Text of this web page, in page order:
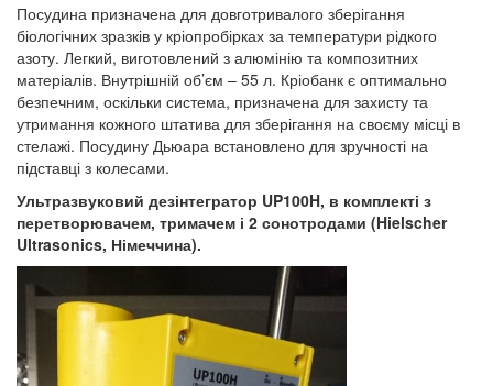
Посудина призначена для довготривалого зберігання
біологічних зразків у кріопробірках за температури рідкого
азоту. Легкий, виготовлений з алюмінію та композитних
матеріалів. Внутрішній об’єм – 55 л. Кріобанк є оптимально
безпечним, оскільки система, призначена для захисту та
утримання кожного штатива для зберігання на своєму місці в
стелажі. Посудину Дьюара встановлено для зручності на
підставці з колесами.
Ультразвуковий дезінтегратор UP100H, в комплекті з
перетворювачем, тримачем і 2 сонотродами (Hielscher
Ultrasonics, Німеччина).